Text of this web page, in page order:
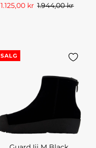
1.125,00 kr 1.944,00 kr
SALG